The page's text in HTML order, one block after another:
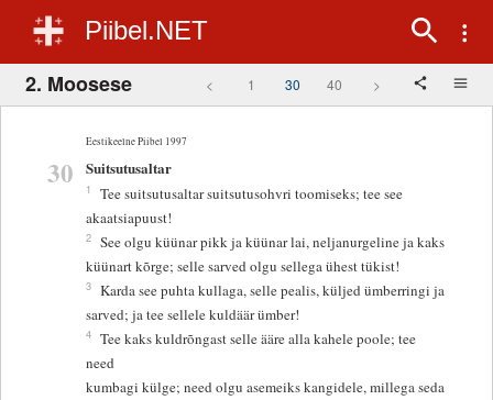
Piibel.NET
2. Moosese < 1 30 40 >
Eestikeelne Piibel 1997
30 Suitsutusaltar
1
Tee suitsutusaltar suitsutusohvri toomiseks; tee see
akaatsiapuust!
2 See olgu küünar pikk ja küünar lai, neljanurgeline ja kaks
küünart kõrge; selle sarved olgu sellega ühest tükist!
3 Karda see puhta kullaga, selle pealis, küljed ümberringi ja
sarved; ja tee sellele kuldäär ümber!
4 Tee kaks kuldrõngast selle ääre alla kahele poole; tee
need
kumbagi külge; need olgu asemeiks kangidele, millega seda